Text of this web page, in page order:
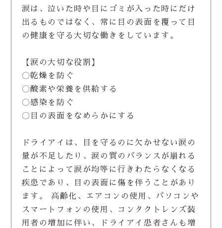
涙は、泣いた時や目にゴミが入った時にだけ
出るものではなく、常に目の表面を覆って目
の健康を守る大切な働きをしています。
【涙の大切な役割】
〇乾燥を防ぐ
〇酸素や栄養を供給する
〇感染を防ぐ
〇目の表面をなめらかにする
ドライアイは、目を守るのに欠かせない涙の
量が不足したり、涙の質のバランスが崩れる
ことによって涙が均等に行きわたらなくなる
疾患であり、目の表面に傷を伴うことがあり
ます。 高齢化、エアコンの使用、パソコンや
スマートフォンの使用、コンタクトレンズ装
用者の増加に伴い、ドライアイ患者さんも増